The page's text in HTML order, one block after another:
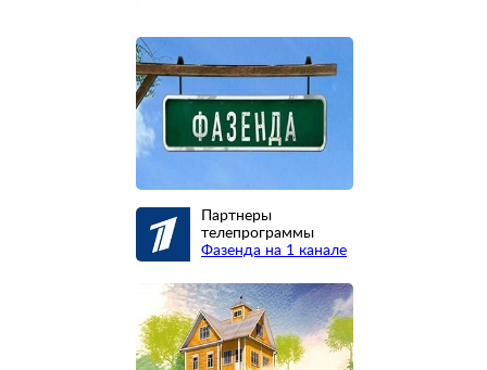
Партнеры
телепрограммы
Фазенда на 1 канале